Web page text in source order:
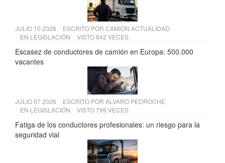
JULIO 10 2026 ESCRITO POR CAMIÓN ACTUALIDAD
EN LEGISLACIÓN VISTO 842 VECES
Escasez de conductores de camión en Europa: 500.000
vacantes
JULIO 07 2026 ESCRITO POR ALVARO PEDROCHE
EN LEGISLACIÓN VISTO 799 VECES
Fatiga de los conductores profesionales: un riesgo para la
seguridad vial